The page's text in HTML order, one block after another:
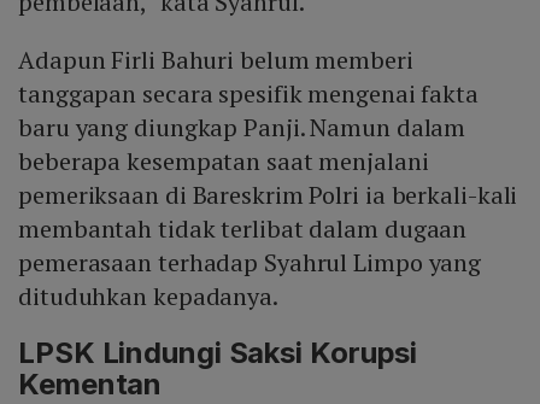
Adapun Firli Bahuri belum memberi
tanggapan secara spesifik mengenai fakta
baru yang diungkap Panji. Namun dalam
beberapa kesempatan saat menjalani
pemeriksaan di Bareskrim Polri ia berkali-kali
membantah tidak terlibat dalam dugaan
pemerasaan terhadap Syahrul Limpo yang
dituduhkan kepadanya.
LPSK Lindungi Saksi Korupsi
Kementan